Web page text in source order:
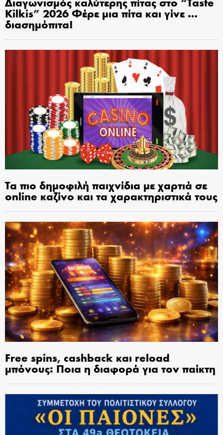
Kilkis” 2026 Φέρε μια πίτα και γίνε …
διασημόπιτα!
Τα πιο δημοφιλή παιχνίδια με χαρτιά σε
online καζίνο και τα χαρακτηριστικά τους
Free spins, cashback και reload
μπόνους: Ποια η διαφορά για τον παίκτη